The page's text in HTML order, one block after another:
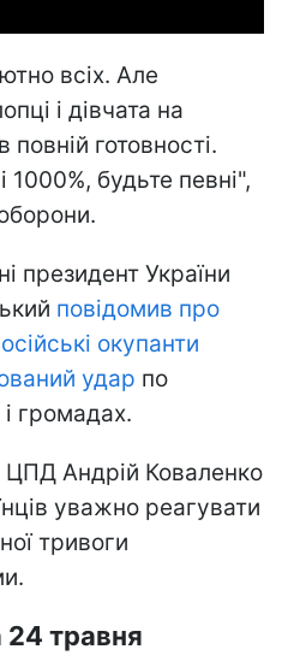
всіх. Але
і дівчата на
повній готовності.
будьте певні",
президент України
повідомив про
окупанти
удар по
і громадах.
ЦПД Андрій Коваленко
уважно реагувати
тривоги
травня